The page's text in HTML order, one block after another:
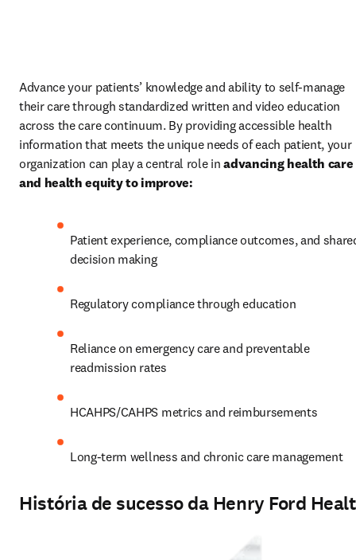
Advance your patients’ knowledge and ability to self-manage
their care through standardized written and video education
across the care continuum. By providing accessible health
information that meets the unique needs of each patient, your
organization can play a central role in advancing health care
and health equity to improve:
Patient experience, compliance outcomes, and
decision making
Regulatory compliance through education
Reliance on emergency care and preventable
readmission rates
HCAHPS/CAHPS metrics and reimbursements
Long-term wellness and chronic care management
História de sucesso da Henry Ford